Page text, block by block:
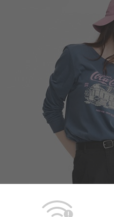
299
$290